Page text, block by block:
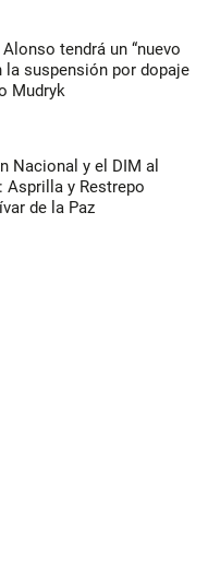
tendrá un “nuevo
la suspensión por dopaje
Mudryk
Nacional y el DIM al
y Restrepo
de la Paz